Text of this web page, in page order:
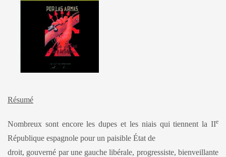
Résumé
Nombreux sont encore les dupes et les niais qui tiennent la IIe
République espagnole pour un paisible État de
droit, gouverné par une gauche libérale, progressiste, bienveillante